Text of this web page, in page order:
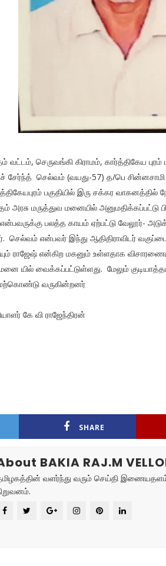
வட்டம், செருவங்கி கிராமம், கார்த்திகேய
சேர்ந்த் செல்வம் (வயது-57) த/பெ
பகுதியில் இரு சக்கர
அரசு மருத்துவ மனையில் அனுமதிக்கப்பட்டு
பலத்த காயம் ஏற்பட்டு வேலூர்-
என்பவர் இந்து ஆதிதிராவிடர்
ராஜேஷ் என்கிற மகனும் உள்ளதாக
யில் வைக்கப்பட்டுள்ளது. மேலும்
வருகின்றனர்
கே வி ராஜேந்திரன்
SHARE
BAKIA RAJ.M
வளர்ந்து வரும் செய்தி